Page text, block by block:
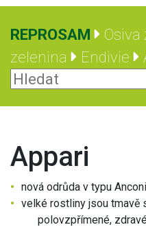
REPROSAM
zelenina
Endivie
Appari
nová odrůda v typu
velké rostliny jsou tmavě
polovzpřímené,